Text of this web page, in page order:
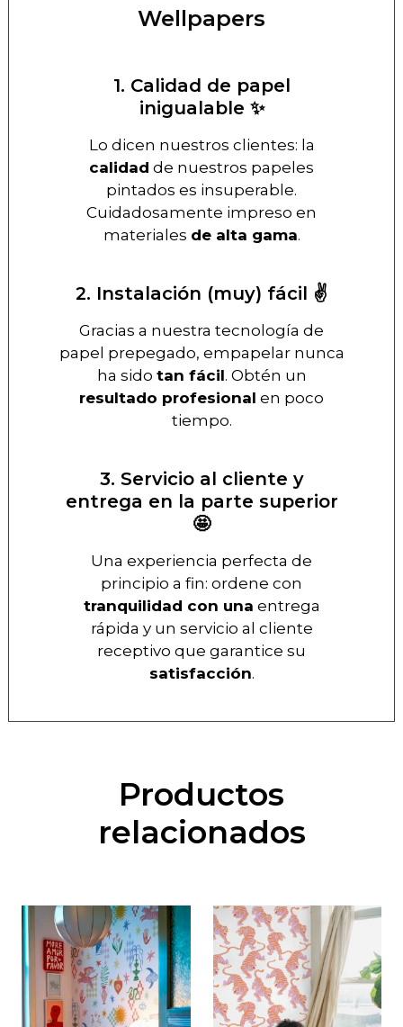
Wellpapers
1. Calidad de papel
inigualable ✨
Lo dicen nuestros clientes: la
calidad de nuestros papeles
pintados es insuperable.
Cuidadosamente impreso en
materiales de alta gama.
2. Instalación (muy) fácil ✌️
Gracias a nuestra tecnología de
papel prepegado, empapelar nunca
ha sido tan fácil. Obtén un
resultado profesional en poco
tiempo.
3. Servicio al cliente y
entrega en la parte superior
🤩
Una experiencia perfecta de
principio a fin: ordene con
tranquilidad con una entrega
rápida y un servicio al cliente
receptivo que garantice su
satisfacción.
Productos
relacionados